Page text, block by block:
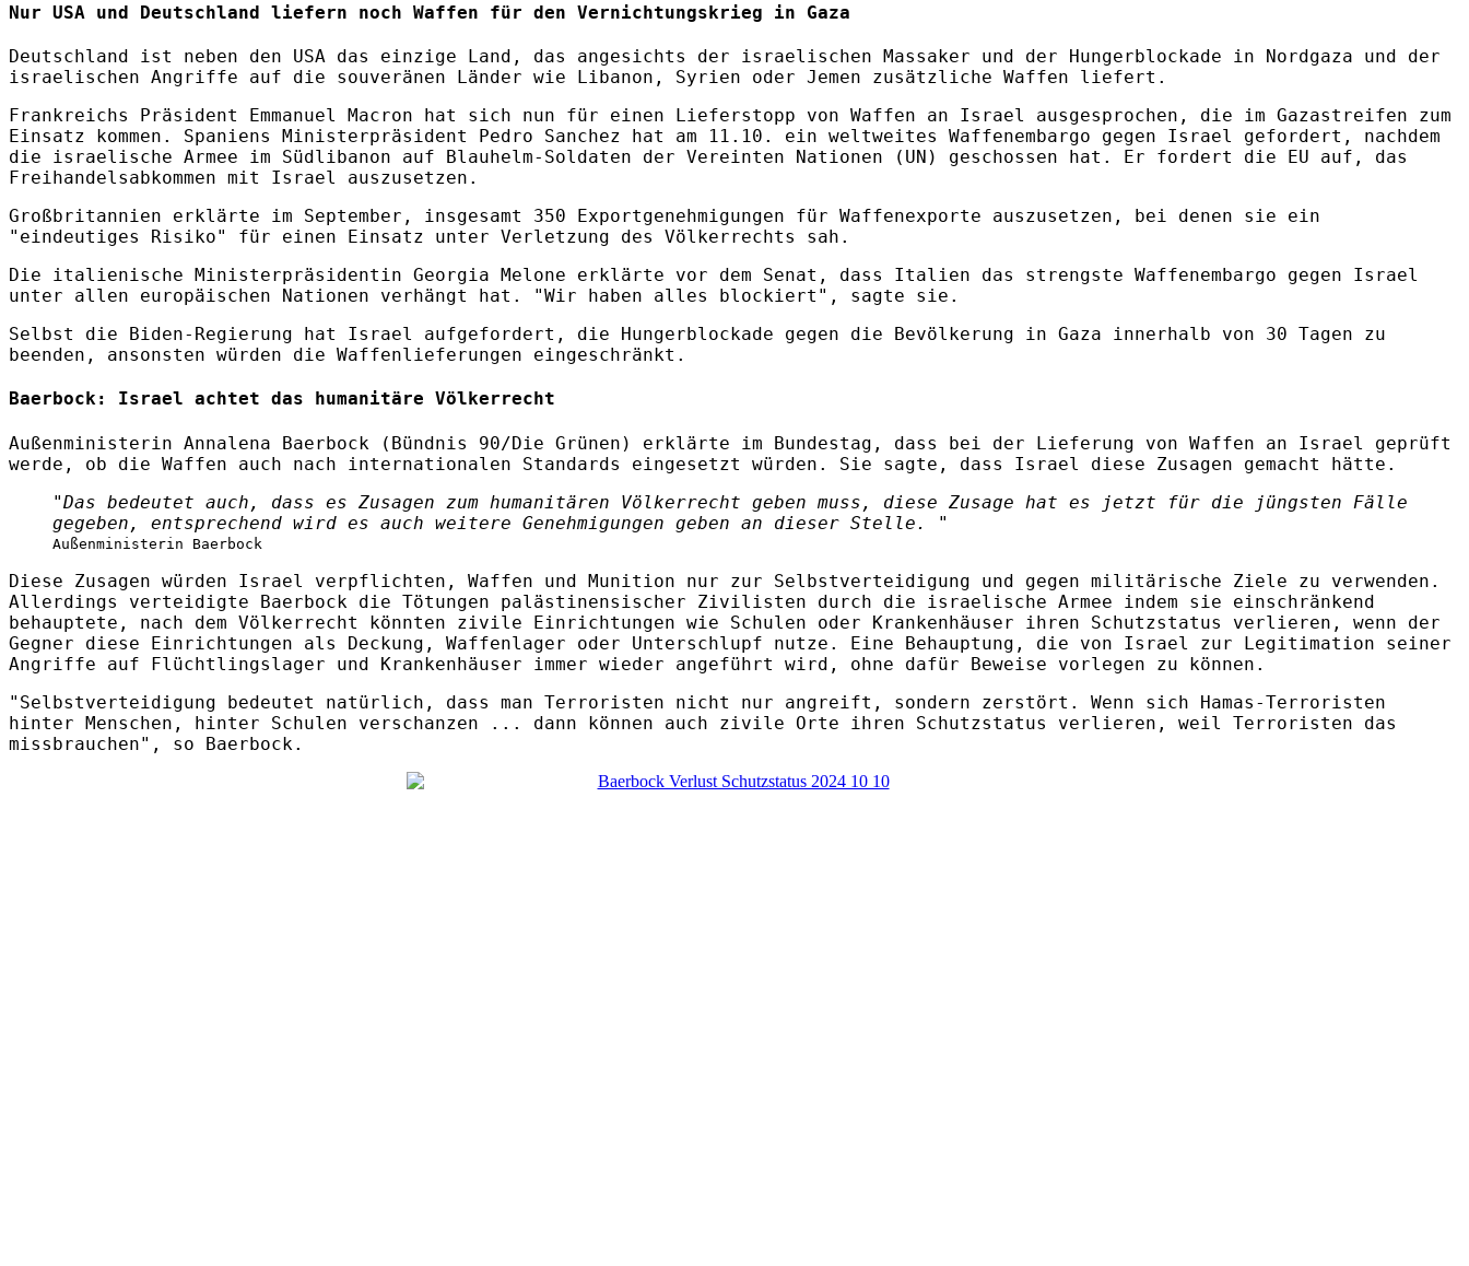
Nur USA und Deutschland liefern noch Waffen für den Vernichtungskrieg in Gaza
Deutschland ist neben den USA das einzige Land, das angesichts der israelischen Massaker und der Hungerblockade in Nordgaza und der
israelischen Angriffe auf die souveränen Länder wie Libanon, Syrien oder Jemen zusätzliche Waffen liefert.
Frankreichs Präsident Emmanuel Macron hat sich nun für einen Lieferstopp von Waffen an Israel ausgesprochen, die im Gazastreifen zum
Einsatz kommen. Spaniens Ministerpräsident Pedro Sanchez hat am 11.10. ein weltweites Waffenembargo gegen Israel gefordert, nachdem
die israelische Armee im Südlibanon auf Blauhelm-Soldaten der Vereinten Nationen (UN) geschossen hat. Er fordert die EU auf, das
Freihandelsabkommen mit Israel auszusetzen.
Großbritannien erklärte im September, insgesamt 350 Exportgenehmigungen für Waffenexporte auszusetzen, bei denen sie ein
"eindeutiges Risiko" für einen Einsatz unter Verletzung des Völkerrechts sah.
Die italienische Ministerpräsidentin Georgia Melone erklärte vor dem Senat, dass Italien das strengste Waffenembargo gegen Israel
unter allen europäischen Nationen verhängt hat. "Wir haben alles blockiert", sagte sie.
Selbst die Biden-Regierung hat Israel aufgefordert, die Hungerblockade gegen die Bevölkerung in Gaza innerhalb von 30 Tagen zu
beenden, ansonsten würden die Waffenlieferungen eingeschränkt.
Baerbock: Israel achtet das humanitäre Völkerrecht
Außenministerin Annalena Baerbock (Bündnis 90/Die Grünen) erklärte im Bundestag, dass bei der Lieferung von Waffen an Israel geprüft
werde, ob die Waffen auch nach internationalen Standards eingesetzt würden. Sie sagte, dass Israel diese Zusagen gemacht hätte.
"Das bedeutet auch, dass es Zusagen zum humanitären Völkerrecht geben muss, diese Zusage hat es jetzt für die jüngsten Fälle
gegeben, entsprechend wird es auch weitere Genehmigungen geben an dieser Stelle. "
Außenministerin Baerbock
Diese Zusagen würden Israel verpflichten, Waffen und Munition nur zur Selbstverteidigung und gegen militärische Ziele zu verwenden.
Allerdings verteidigte Baerbock die Tötungen palästinensischer Zivilisten durch die israelische Armee indem sie einschränkend
behauptete, nach dem Völkerrecht könnten zivile Einrichtungen wie Schulen oder Krankenhäuser ihren Schutzstatus verlieren, wenn der
Gegner diese Einrichtungen als Deckung, Waffenlager oder Unterschlupf nutze. Eine Behauptung, die von Israel zur Legitimation seiner
Angriffe auf Flüchtlingslager und Krankenhäuser immer wieder angeführt wird, ohne dafür Beweise vorlegen zu können.
"Selbstverteidigung bedeutet natürlich, dass man Terroristen nicht nur angreift, sondern zerstört. Wenn sich Hamas-Terroristen
hinter Menschen, hinter Schulen verschanzen ... dann können auch zivile Orte ihren Schutzstatus verlieren, weil Terroristen das
missbrauchen", so Baerbock.